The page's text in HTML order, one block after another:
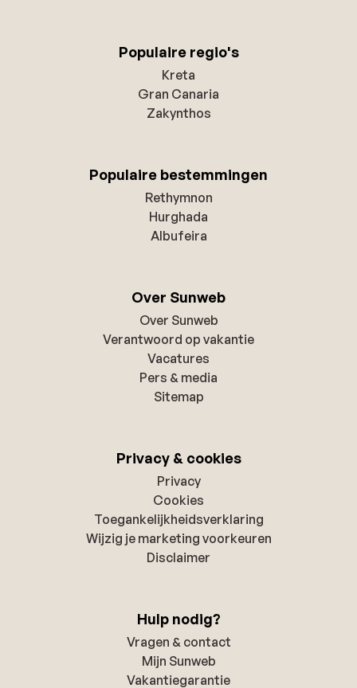
Populaire regio's
Kreta
Gran Canaria
Zakynthos
Populaire bestemmingen
Rethymnon
Hurghada
Albufeira
Over Sunweb
Over Sunweb
Verantwoord op vakantie
Vacatures
Pers & media
Sitemap
Privacy & cookies
Privacy
Cookies
Toegankelijkheidsverklaring
Wijzig je marketing voorkeuren
Disclaimer
Hulp nodig?
Vragen & contact
Mijn Sunweb
Vakantiegarantie